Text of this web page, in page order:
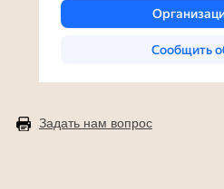
Задать нам вопрос